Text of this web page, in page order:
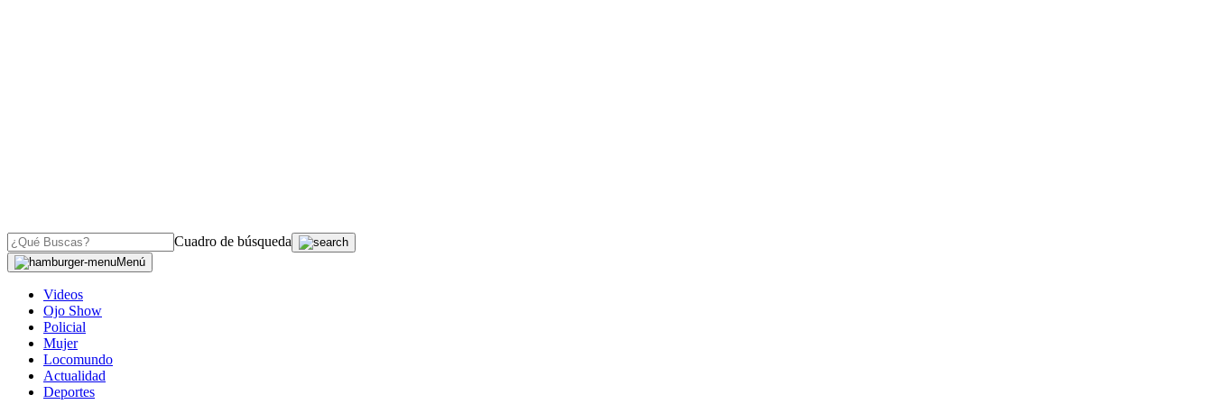
Cuadro de búsqueda
Menú
Videos
Ojo Show
Policial
Mujer
Locomundo
Actualidad
Deportes